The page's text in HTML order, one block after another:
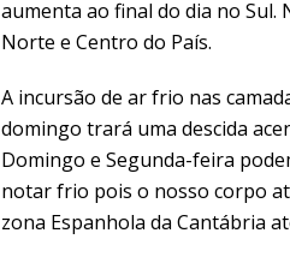
aumenta ao final do dia no
Norte e Centro do País.
A incursão de ar frio nas
domingo trará uma descida
Domingo e Segunda-feira
notar frio pois o nosso corpo
zona Espanhola da Cantábria